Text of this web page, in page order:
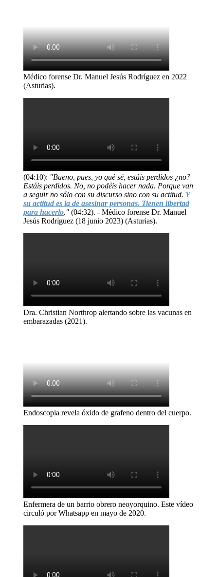
Médico forense Dr. Manuel Jesús Rodríguez en 2022
(Asturias).
(04:10): "Bueno, pues, yo qué sé, estáis perdidos ¿no?
Estáis perdidos. No, no podéis hacer nada. Porque van
a seguir no sólo con su discurso sino con su actitud. Y
su actitud es la de asesinar personas. Tienen libertad
para hacerlo." (04:32). - Médico forense Dr. Manuel
Jesús Rodríguez (18 junio 2023) (Asturias).
Dra. Christian Northrop alertando sobre las vacunas en
embarazadas (2021).
Endoscopia revela óxido de grafeno dentro del cuerpo.
Enfermera de un barrio obrero neoyorquino. Este vídeo
circuló por Whatsapp en mayo de 2020.